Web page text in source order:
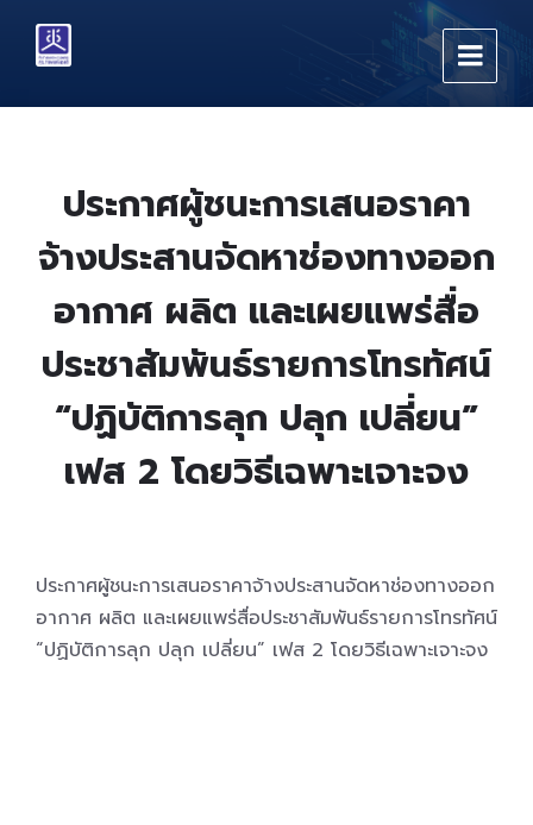
content
main
footer
ประกาศผู้ชนะการเสนอราคา
จ้างประสานจัดหาช่องทางออก
อากาศ ผลิต และเผยแพร่สื่อ
ประชาสัมพันธ์รายการโทรทัศน์
“ปฏิบัติการลุก ปลุก เปลี่ยน”
เฟส 2 โดยวิธีเฉพาะเจาะจง
ประกาศผู้ชนะการเสนอราคาจ้างประสานจัดหาช่องทางออก
อากาศ ผลิต และเผยแพร่สื่อประชาสัมพันธ์รายการโทรทัศน์
“ปฏิบัติการลุก ปลุก เปลี่ยน” เฟส 2 โดยวิธีเฉพาะเจาะจง